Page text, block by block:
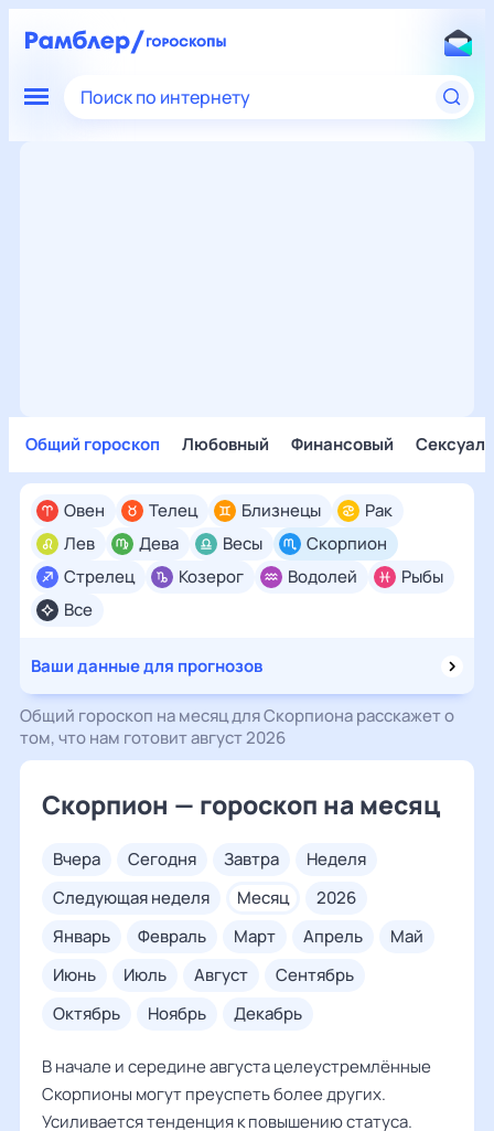
Поиск по интернету
Общий гороскоп Любовный Финансовый
Все
Овен Телец Близнецы
Рак
Лев
Дева Весы
Скорпион
Стрелец
Козерог Водолей Рыбы
Ваши данные для прогнозов
Общий гороскоп на месяц для Скорпиона расскажет о
том, что нам готовит август 2026
Скорпион — гороскоп на месяц
вчера сегодня завтра
неделя
следующая неделя
месяц
2026
январь
февраль март апрель
май
июнь
июль август
сентябрь
октябрь
ноябрь декабрь
В начале и середине августа целеустремлённые
Скорпионы могут преуспеть более других.
Усиливается тенденция к повышению статуса.